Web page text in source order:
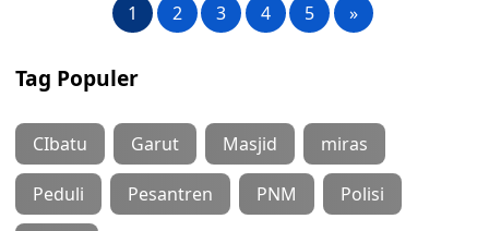
1 2 3 4 5 »
Tag Populer
CIbatu Garut Masjid miras
Peduli Pesantren PNM Polisi